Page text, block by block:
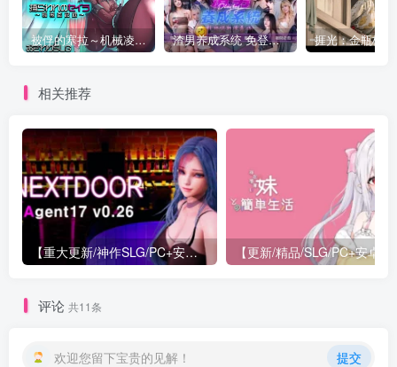
被俘的塞拉～机械凌辱记录～ 渣男养成系统 免登录 麻豆
相关推荐
【重大更新/神作SLG/PC+安卓/官中】特工17 Agent 17 v0.26.10 官方中文版+存档or满金币
评论 共11条
欢迎您留下宝贵的见解！ 提交